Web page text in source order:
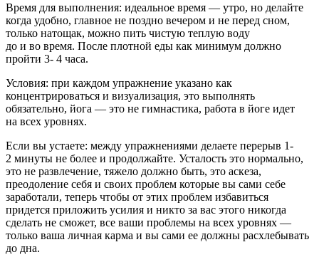
Время для выполнения: идеальное время — утро, но делайте
когда удобно, главное не поздно вечером и не перед сном,
только натощак, можно пить чистую теплую воду
до и во время. После плотной еды как минимум должно
пройти 3- 4 часа.
Условия: при каждом упражнение указано как
концентрироваться и визуализация, это выполнять
обязательно, йога — это не гимнастика, работа в йоге идет
на всех уровнях.
Если вы устаете: между упражнениями делаете перерыв 1-
2 минуты не более и продолжайте. Усталость это нормально,
это не развлечение, тяжело должно быть, это аскеза,
преодоление себя и своих проблем которые вы сами себе
заработали, теперь чтобы от этих проблем избавиться
придется приложить усилия и никто за вас этого никогда
сделать не сможет, все ваши проблемы на всех уровнях —
только ваша личная карма и вы сами ее должны расхлебывать
до дна.